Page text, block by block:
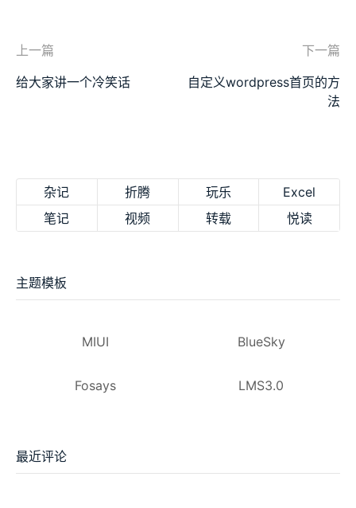
上一篇
给大家讲一个冷笑话
下一篇
自定义wordpress首页的方
法
杂记 折腾 玩乐
Excel
笔记
视频 转载 悦读
主题模板